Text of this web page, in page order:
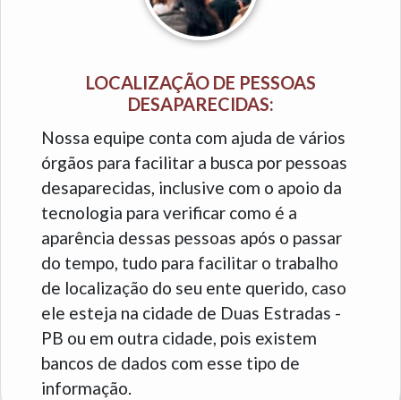
LOCALIZAÇÃO DE PESSOAS
DESAPARECIDAS:
Nossa equipe conta com ajuda de vários
órgãos para facilitar a busca por pessoas
desaparecidas, inclusive com o apoio da
tecnologia para verificar como é a
aparência dessas pessoas após o passar
do tempo, tudo para facilitar o trabalho
de localização do seu ente querido, caso
ele esteja na cidade de Duas Estradas -
PB ou em outra cidade, pois existem
bancos de dados com esse tipo de
informação.